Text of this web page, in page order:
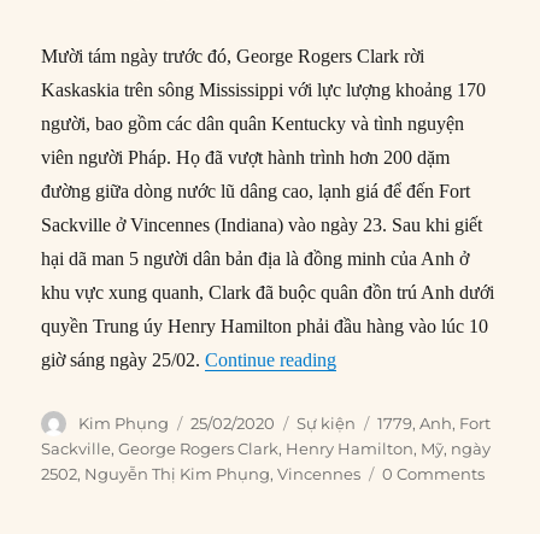
Mười tám ngày trước đó, George Rogers Clark rời
Kaskaskia trên sông Mississippi với lực lượng khoảng 170
người, bao gồm các dân quân Kentucky và tình nguyện
viên người Pháp. Họ đã vượt hành trình hơn 200 dặm
đường giữa dòng nước lũ dâng cao, lạnh giá để đến Fort
Sackville ở Vincennes (Indiana) vào ngày 23. Sau khi giết
hại dã man 5 người dân bản địa là đồng minh của Anh ở
khu vực xung quanh, Clark đã buộc quân đồn trú Anh dưới
quyền Trung úy Henry Hamilton phải đầu hàng vào lúc 10
giờ sáng ngày 25/02.Continue reading“25/02/1779: Quân Anh
Author
Kim Phụng
Posted
on
25/02/2020 Categories
Sự kiện Tags
1779,Anh, Fort
Sackville,George Rogers Clark, Henry Hamilton, Mỹ, ngày
2502, Nguyễn Thị Kim Phụng,Vincennes 0 Comments